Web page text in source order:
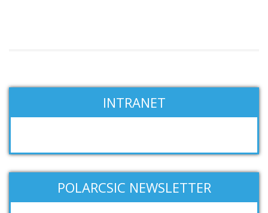
INTRANET
POLARCSIC NEWSLETTER